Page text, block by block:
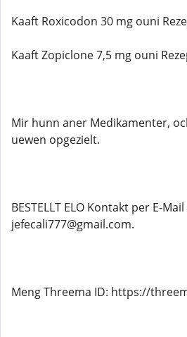
Kaaft Roxicodon 30 mg ouni
Kaaft Zopiclone 7,5 mg ouni
Mir hunn aner Medikamenter,
uewen opgezielt.
BESTELLT ELO Kontakt per E-Mail
jefecali777@gmail.com.
Meng Threema ID: https://